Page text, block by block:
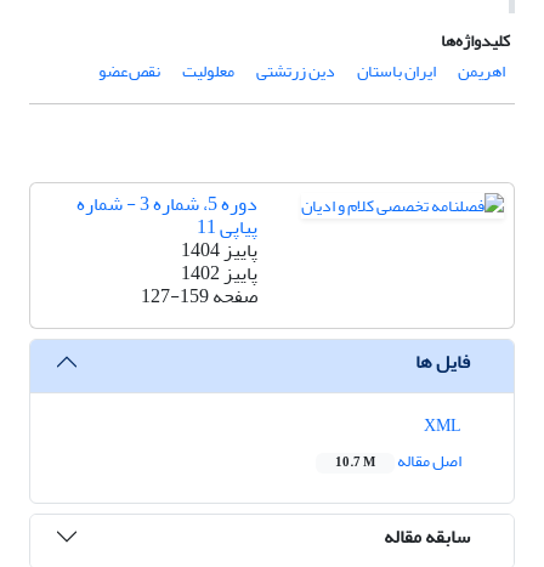
کلیدواژه‌ها
اهریمن
ایران باستان دین زرتشتی ‌معلولیت نقص‌عضو
دوره 5، شماره 3 - شماره
پیاپی 11
پاییز 1404
پاییز 1402
صفحه127-159
فایل ها
اصل مقاله
10.7 M
سابقه مقاله